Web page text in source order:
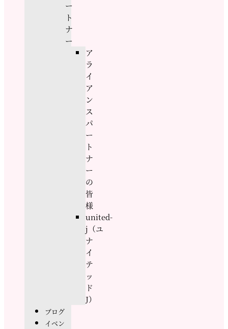
ー
ト
ナ
ー
ア
ラ
イ
ア
ン
ス
パ
ー
ト
ナ
ー
の
皆
様
united-
j（ユ
ナ
イ
テ
ッ
ド
J）
ブログ
イベン